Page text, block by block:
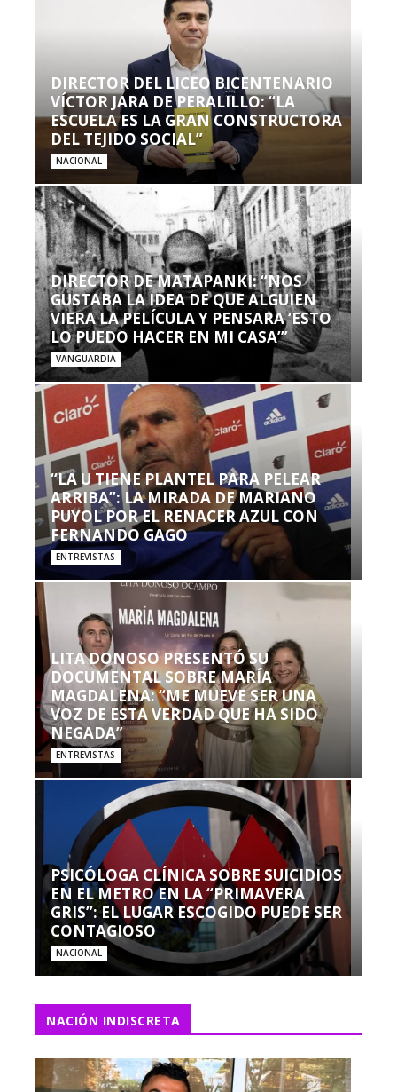
DIRECTOR DEL LICEO BICENTENARIO
VÍCTOR JARA DE PERALILLO: “LA
ESCUELA ES LA GRAN CONSTRUCTORA
DEL TEJIDO SOCIAL”
NACIONAL
DIRECTOR DE MATAPANKI: “NOS
GUSTABA LA IDEA DE QUE ALGUIEN
VIERA LA PELÍCULA Y PENSARA ‘ESTO
LO PUEDO HACER EN MI CASA’”
VANGUARDIA
“LA U TIENE PLANTEL PARA PELEAR
ARRIBA”: LA MIRADA DE MARIANO
PUYOL POR EL RENACER AZUL CON
FERNANDO GAGO
ENTREVISTAS
LITA DONOSO PRESENTÓ SU
DOCUMENTAL SOBRE MARÍA
MAGDALENA: “ME MUEVE SER UNA
VOZ DE ESTA VERDAD QUE HA SIDO
NEGADA”
ENTREVISTAS
PSICÓLOGA CLÍNICA SOBRE SUICIDIOS
EN EL METRO EN LA “PRIMAVERA
GRIS”: EL LUGAR ESCOGIDO PUEDE SER
CONTAGIOSO
NACIONAL
NACIÓN INDISCRETA